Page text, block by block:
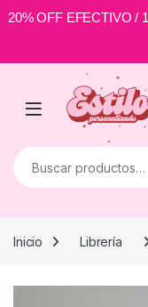
20% OFF EFECTIVO /
Skip to navigation
Buscar por:
Inicio Librería